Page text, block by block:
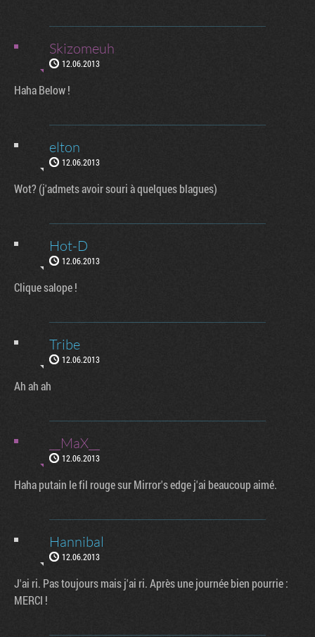
Skizomeuh
12.06.2013
Haha Below !
elton
12.06.2013
Wot? (j'admets avoir souri à quelques blagues)
Hot-D
12.06.2013
Clique salope !
Tribe
12.06.2013
Ah ah ah
__MaX__
12.06.2013
Haha putain le fil rouge sur Mirror's edge j'ai beaucoup aimé.
Hannibal
12.06.2013
J'ai ri. Pas toujours mais j'ai ri. Après une journée bien pourrie :
MERCI !